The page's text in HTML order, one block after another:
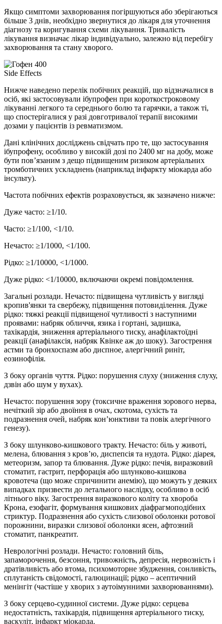
Якщо симптоми захворювання погіршуються або зберігаються
більше 3 днів, необхідно звернутися до лікаря для уточнення
діагнозу та коригування схеми лікування. Тривалість
лікування визначає лікар індивідуально, залежно від перебігу
захворювання та стану хворого.
Side Effects
Нижче наведено перелік побічних реакцій, що відзначалися в
осіб, які застосовували ібупрофен при короткостроковому
лікуванні легкого та середнього болю та гарячки, а також ті,
що спостерігалися у разі довготривалої терапії високими
дозами у пацієнтів із ревматизмом.
Дані клінічних досліджень свідчать про те, що застосування
ібупрофену, особливо у високій дозі по 2400 мг на добу, може
бути пов’язаним з дещо підвищеним ризиком артеріальних
тромботичних ускладнень (наприклад інфаркту міокарда або
інсульту).
Частота побічних ефектів розраховується, як зазначено нижче:
Дуже часто: ≥1/10.
Часто: ≥1/100, <1/10.
Нечасто: ≥1/1000, <1/100.
Рідко: ≥1/10000, <1/1000.
Дуже рідко: <1/10000, включаючи окремі повідомлення.
3агальнi розлади. Нечасто: підвищена чутливість у вигляді
кропив'янки та свербежу, підвищення потовиділення. Дуже
рідко: тяжкі реакції підвищеної чутливості з наступними
проявами: набряк обличчя, язика i гортані, задишка,
тахікардія, зниження артеріального тиску, анафілактоїдні
реакції (анафілаксія, набряк Квінкe аж до шоку). Загострення
астми та бронхоспазм або диспное, алергічний риніт,
еозинофілія.
З боку органів чуття. Рідко: порушення слуху (зниження слуху,
дзвін або шум у вухах).
Нечасто: порушення зору (токсичне враження зорового нерва,
нечіткий зір або двоїння в очах, скотома, сухість та
подразнення очей, набряк кон’юнктиви та повік алергічного
генезу).
З боку шлунково-кишкового тракту. Нечасто: біль у животі,
мелена, блювання з кров’ю, диспепсія та нудота. Рідко: діарея,
метеоризм, запор та блювання. Дуже рідко: печія, виразковий
стоматит, гастрит, перфорація або шлунково-кишкова
кровотеча (що може спричинити анемію), що можуть у деяких
випадках призвести до летального наслідку, особливо в осіб
літнього віку. Загострення виразкового коліту та хвороба
Крона, езофагіт, формування кишкових діафрагмоподібних
стриктур. Подразнення або сухість слизової оболонки ротової
порожнини, виразки слизової оболонки ясен, афтозний
стоматит, панкреатит.
Неврологічні розлади. Нечасто: головний біль,
запаморочення, безсоння, тривожність, депресія, нервозність і
дратівливість або втома, психомоторне збудження, сонливість,
сплутаність свідомості, галюцинації; рідко – асептичний
менінгіт (частіше у хворих з аутоімунними захворюваннями).
З боку серцево-судинної системи. Дуже рідко: серцева
недостатність, тахікардія, підвищення артеріального тиску,
васкуліт, інфаркт міокарда.